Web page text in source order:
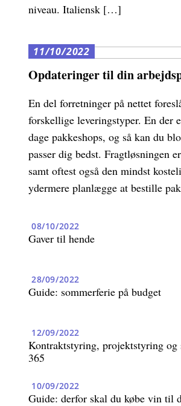
niveau. Italiensk […]
11/10/2022
Opdateringer til din
En del forretninger på nettet
forskellige leveringstyper. En der
dage pakkeshops, og så kan du
passer dig bedst. Fragtløsningen
samt oftest også den mindst
ydermere planlægge at bestille
08/10/2022
Gaver til hende
28/09/2022
Guide: sommerferie på budget
12/09/2022
Kontraktstyring, projektstyring og
365
10/09/2022
Guide: derfor skal du købe vin til